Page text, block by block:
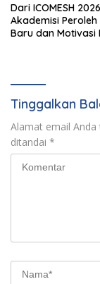
Dari ICOMESH
Akademisi
Baru dan Motivasi
Tinggalkan
Alamat email Anda
ditandai *